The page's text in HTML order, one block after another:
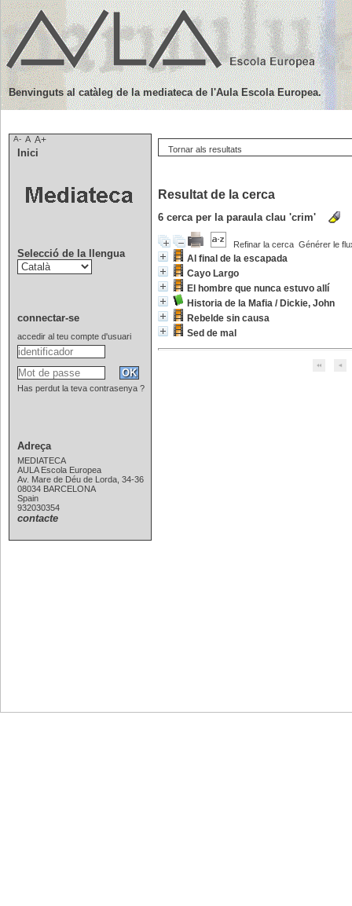
Tornar als resultats
Resultat de la cerca
6 cerca per la paraula clau 'crim'
Refinar la cerca Générer le
Al final de la escapada
Cayo Largo
El hombre que nunca estuvo allí
Historia de la Mafia / Dickie, John
Rebelde sin causa
Sed de mal
Benvinguts al catàleg de la mediateca de l'Aula Escola Europea.
A- A A+
Inici
Selecció de la llengua
connectar-se
accedir al teu compte d'usuari
Has perdut la teva contrasenya ?
Adreça
MEDIATECA
AULA Escola Europea
Av. Mare de Déu de Lorda, 34-36
08034 BARCELONA
Spain
932030354
contacte